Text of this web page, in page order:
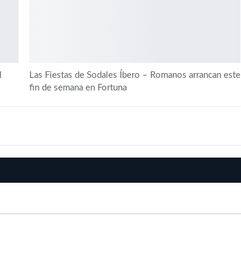
Las Fiestas de Sodales Íbero – Romanos arrancan este
fin de semana en Fortuna